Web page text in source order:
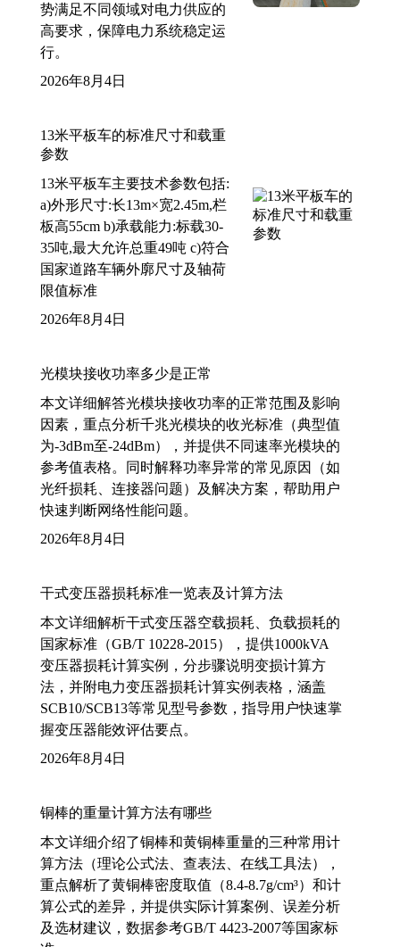
势满足不同领域对电力供应的
高要求，保障电力系统稳定运
行。
2026年8月4日
13米平板车的标准尺寸和载重
参数
13米平板车主要技术参数包括:
a)外形尺寸:长13m×宽2.45m,栏
板高55cm b)承载能力:标载30-
35吨,最大允许总重49吨 c)符合
国家道路车辆外廓尺寸及轴荷
限值标准
2026年8月4日
光模块接收功率多少是正常
本文详细解答光模块接收功率的正常范围及影响
因素，重点分析千兆光模块的收光标准（典型值
为-3dBm至-24dBm），并提供不同速率光模块的
参考值表格。同时解释功率异常的常见原因（如
光纤损耗、连接器问题）及解决方案，帮助用户
快速判断网络性能问题。
2026年8月4日
干式变压器损耗标准一览表及计算方法
本文详细解析干式变压器空载损耗、负载损耗的
国家标准（GB/T 10228-2015），提供1000kVA
变压器损耗计算实例，分步骤说明变损计算方
法，并附电力变压器损耗计算实例表格，涵盖
SCB10/SCB13等常见型号参数，指导用户快速掌
握变压器能效评估要点。
2026年8月4日
铜棒的重量计算方法有哪些
本文详细介绍了铜棒和黄铜棒重量的三种常用计
算方法（理论公式法、查表法、在线工具法），
重点解析了黄铜棒密度取值（8.4-8.7g/cm³）和计
算公式的差异，并提供实际计算案例、误差分析
及选材建议，数据参考GB/T 4423-2007等国家标